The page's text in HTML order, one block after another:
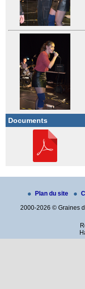
Documents
Plan du site
2000-2026 © Graines